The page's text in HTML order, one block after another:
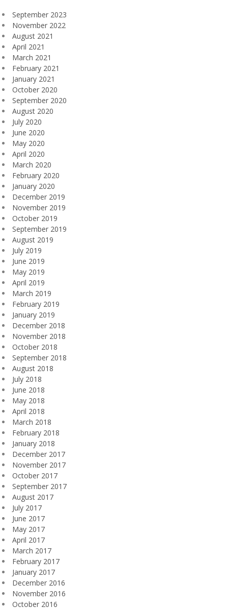
September 2023
November 2022
August 2021
April 2021
March 2021
February 2021
January 2021
October 2020
September 2020
August 2020
July 2020
June 2020
May 2020
April 2020
March 2020
February 2020
January 2020
December 2019
November 2019
October 2019
September 2019
August 2019
July 2019
June 2019
May 2019
April 2019
March 2019
February 2019
January 2019
December 2018
November 2018
October 2018
September 2018
August 2018
July 2018
June 2018
May 2018
April 2018
March 2018
February 2018
January 2018
December 2017
November 2017
October 2017
September 2017
August 2017
July 2017
June 2017
May 2017
April 2017
March 2017
February 2017
January 2017
December 2016
November 2016
October 2016